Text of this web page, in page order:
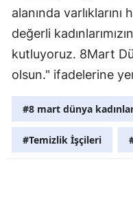
alanında
değerli
kutluyoruz. 8Mart
olsun." ifadelerine
#8 mart dünya
#Temizlik İşçileri